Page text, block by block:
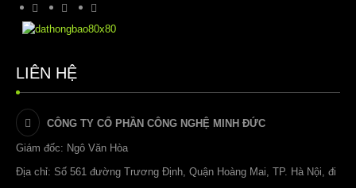
LIÊN HỆ
CÔNG TY CỔ PHẦN CÔNG NGHỆ MINH ĐỨC
Giám đốc: Ngô Văn Hòa
Địa chỉ: Số 561 đường Trương Định, Quận Hoàng Mai, TP. Hà Nội, đi